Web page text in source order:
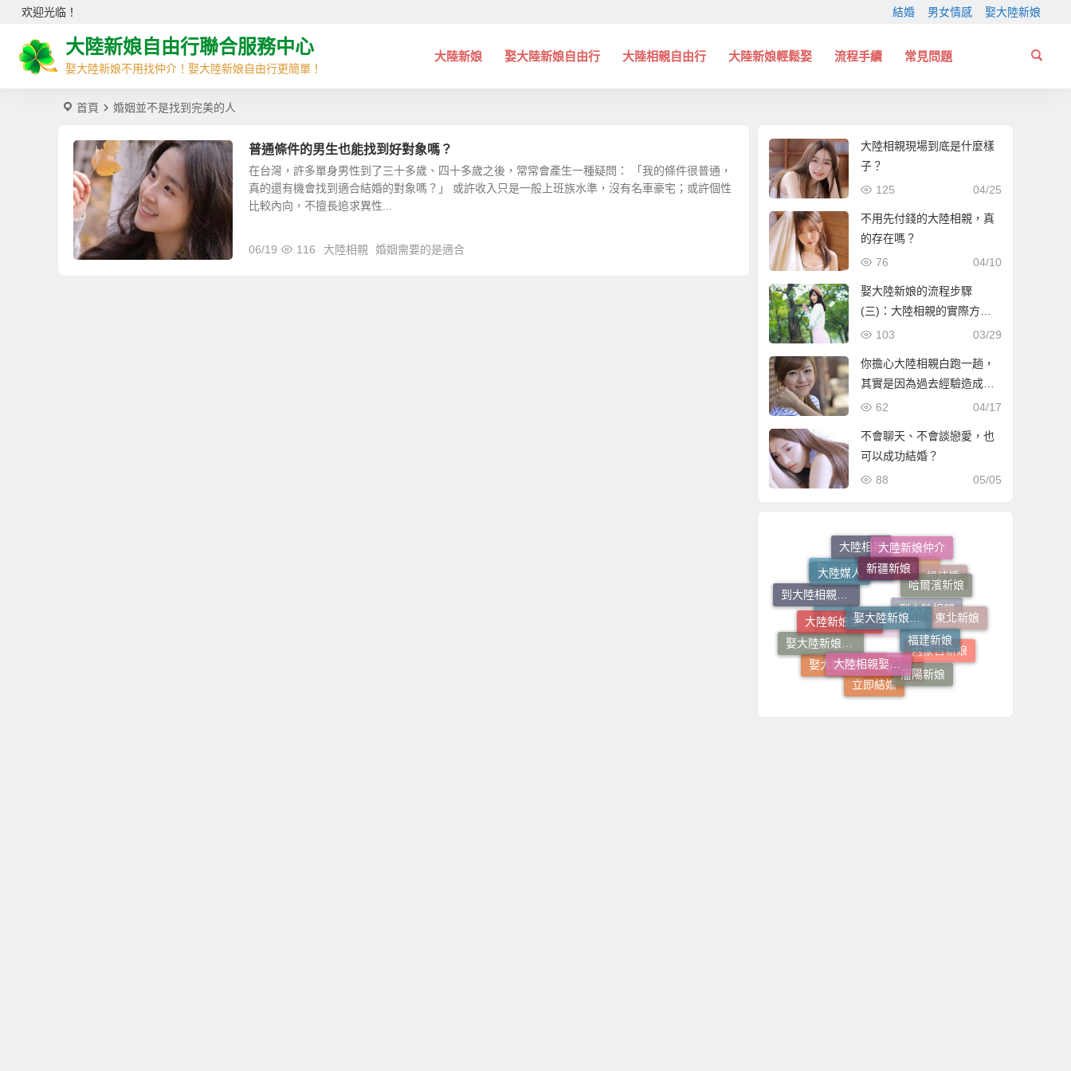
欢迎光临！ 結婚 男女情感 娶大陸新娘
大陸新娘自由行聯合服務中心
娶大陸新娘不用找仲介！娶大陸新娘自由行更簡單！
大陸新娘 娶大陸新娘自由行 大陸相親自由行 大陸新娘輕鬆娶 流程手續 常見問題
首頁 婚姻並不是找到完美的人
普通條件的男生也能找到好對象嗎？
在台灣，許多單身男性到了三十多歲、四十多歲之後，常常會產生一種疑問： 「我的條件很普通，
真的還有機會找到適合結婚的對象嗎？」 或許收入只是一般上班族水準，沒有名車豪宅；或許個性
比較內向，不擅長追求異性...
06/19 116 大陸相親 婚姻需要的是適合
大陸相親現場到底是什麼樣
子？
04/25
125
不用先付錢的大陸相親，真
的存在嗎？
04/10
76
娶大陸新娘的流程步驟
(三)：大陸相親的實際方式
與流程！
03/29
103
你擔心大陸相親白跑一趟，
其實是因為過去經驗造成
的；現在有更好選擇！ 04/17
62
不會聊天、不會談戀愛，也
可以成功結婚？
05/05
88
到福建相親娶福建新娘
娶大陸新娘全部費用
大陸相親大陸新娘仲介
想結婚
到大陸相親
大連新娘
婚介
到大陸相親娶大陸新娘
大陸媒人
新疆新娘
哈爾濱新娘
東北新娘
內蒙古新娘
相親結婚
娶大陸新娘費用
大陸新娘婚姻媒合
娶大陸新娘的費用
福建新娘
瀋陽新娘
立即結婚
大陸相親娶大陸新娘